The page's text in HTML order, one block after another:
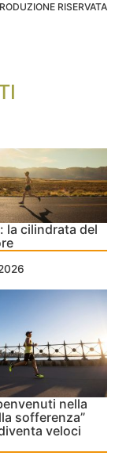
RISERVATA
la cilindrata del
nella
sofferenza”
veloci